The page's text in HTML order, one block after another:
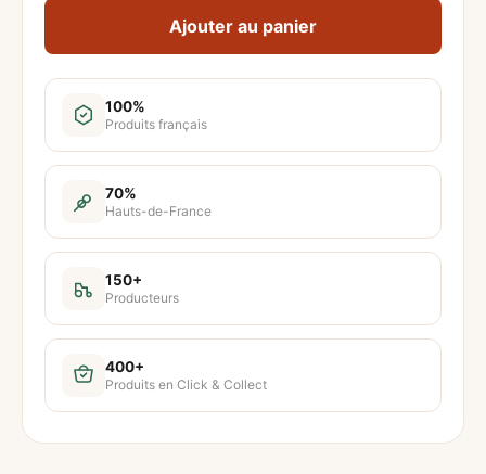
u
a
a
Ajouter au panier
100%
Produits français
70%
Hauts-de-France
150+
Producteurs
400+
Produits en Click & Collect